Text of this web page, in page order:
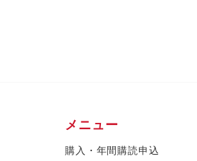
メニュー
購入・年間購読申込